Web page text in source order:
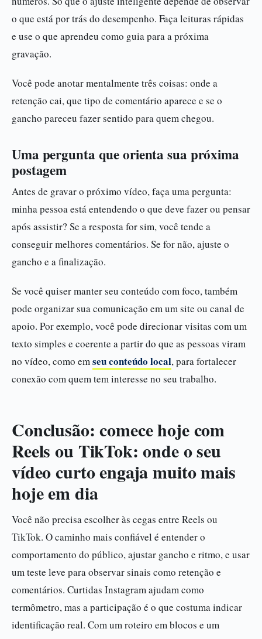
o que está por trás do desempenho. Faça leituras rápidas
e use o que aprendeu como guia para a próxima
gravação.
Você pode anotar mentalmente três coisas: onde a
retenção cai, que tipo de comentário aparece e se o
gancho pareceu fazer sentido para quem chegou.
Uma pergunta que orienta sua próxima
postagem
Antes de gravar o próximo vídeo, faça uma pergunta:
minha pessoa está entendendo o que deve fazer ou pensar
após assistir? Se a resposta for sim, você tende a
conseguir melhores comentários. Se for não, ajuste o
gancho e a finalização.
Se você quiser manter seu conteúdo com foco, também
pode organizar sua comunicação em um site ou canal de
apoio. Por exemplo, você pode direcionar visitas com um
texto simples e coerente a partir do que as pessoas viram
no vídeo, como emseu conteúdo local, para fortalecer
conexão com quem tem interesse no seu trabalho.
Conclusão: comece hoje com
Reels ou TikTok: onde o seu
vídeo curto engaja muito mais
hoje em dia
Você não precisa escolher às cegas entre Reels ou
TikTok. O caminho mais confiável é entender o
comportamento do público, ajustar gancho e ritmo, e usar
um teste leve para observar sinais como retenção e
comentários. Curtidas Instagram ajudam como
termômetro, mas a participação é o que costuma indicar
identificação real. Com um roteiro em blocos e um